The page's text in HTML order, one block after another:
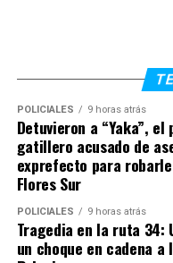
Serena había sido
médico luego del
debido a la gravedad
Valentina continúa
evoluciona
La joven era oriunda de
vida marcada por los
italiana, desde 2020
rubro hotelero y
emprendimiento
tramitar la ciudadanía
POLICIALES 9 horas atrás
Detuvieron a “Yaka”, el
gatillero acusado de
exprefecto para
Flores Sur
POLICIALES 9 horas atrás
Tragedia en la ruta 34:
un choque en cadena